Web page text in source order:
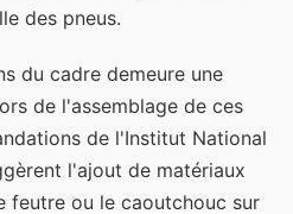
des pneus.
du cadre demeure une
de l'assemblage de ces
de l'Institut National
l'ajout de matériaux
feutre ou le caoutchouc sur